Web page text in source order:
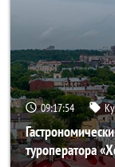
09:17:54
туроператора